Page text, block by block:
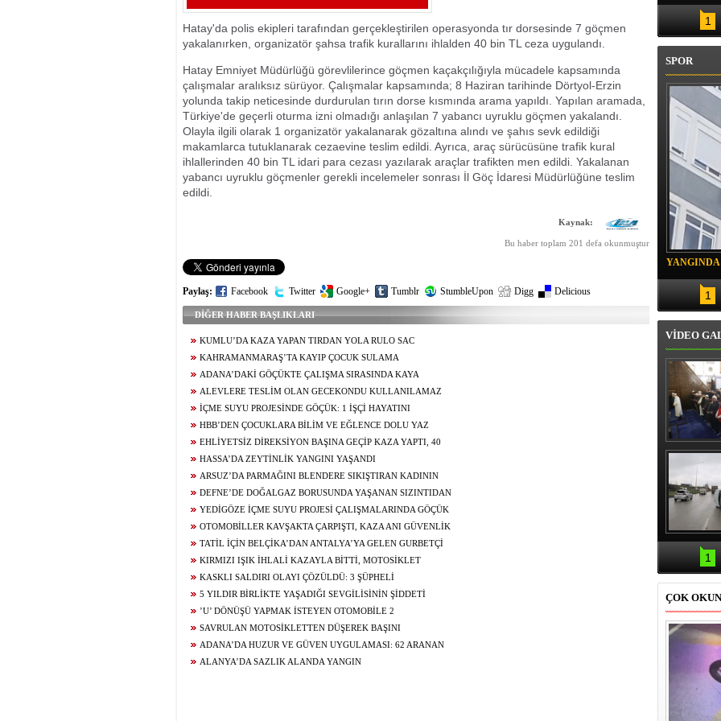
KADININ YARDIMINA İTFAİYE YETİŞTİ
Hatay'da polis ekipleri tarafından gerçekleştirilen operasyonda tır dorsesinde 7 göçmen
yakalanırken, organizatör şahsa trafik kurallarını ihlalden 40 bin TL ceza uygulandı.
Hatay Emniyet Müdürlüğü görevlilerince göçmen kaçakçılığıyla mücadele kapsamında
çalışmalar aralıksız sürüyor. Çalışmalar kapsamında; 8 Haziran tarihinde Dörtyol-Erzin
yolunda takip neticesinde durdurulan tırın dorse kısmında arama yapıldı. Yapılan aramada,
Türkiye'de geçerli oturma izni olmadığı anlaşılan 7 yabancı uyruklu göçmen yakalandı.
Olayla ilgili olarak 1 organizatör yakalanarak gözaltına alındı ve şahıs sevk edildiği
makamlarca tutuklanarak cezaevine teslim edildi. Ayrıca, araç sürücüsüne trafik kural
ihlallerinden 40 bin TL idari para cezası yazılarak araçlar trafikten men edildi. Yakalanan
yabancı uyruklu göçmenler gerekli incelemeler sonrası İl Göç İdaresi Müdürlüğüne teslim
edildi.
Kaynak:
Bu haber toplam 201 defa okunmuştur
Paylaş: Facebook Twitter Google+ Tumblr StumbleUpon Digg Delicious
DİĞER HABER BAŞLIKLARI
KUMLU’DA KAZA YAPAN TIRDAN YOLA RULO SAC
DEVRİLDİ
KAHRAMANMARAŞ’TA KAYIP ÇOCUK SULAMA
KANALINDA BULUNDU
ADANA’DAKİ GÖÇÜKTE ÇALIŞMA SIRASINDA KAYA
PARÇASI DÜŞMÜŞ
ALEVLERE TESLİM OLAN GECEKONDU KULLANILAMAZ
HALE GELDİ
İÇME SUYU PROJESİNDE GÖÇÜK: 1 İŞÇİ HAYATINI
KAYBETTİ, 1’İ AĞIR YARALI
HBB’DEN ÇOCUKLARA BİLİM VE EĞLENCE DOLU YAZ
ETKİNLİKLERİ
EHLİYETSİZ DİREKSİYON BAŞINA GEÇİP KAZA YAPTI, 40
BİN TL CEZA ÖDEDİ
HASSA’DA ZEYTİNLİK YANGINI YAŞANDI
ARSUZ’DA PARMAĞINI BLENDERE SIKIŞTIRAN KADININ
YARDIMINA İTFAİYE YETİŞTİ
DEFNE’DE DOĞALGAZ BORUSUNDA YAŞANAN SIZINTIDAN
ALEVLER YÜKSELDİ
YEDİGÖZE İÇME SUYU PROJESİ ÇALIŞMALARINDA GÖÇÜK
MEYDANA GELDİ
OTOMOBİLLER KAVŞAKTA ÇARPIŞTI, KAZA ANI GÜVENLİK
KAMERASINA YANSIDI:1 YARALI
TATİL İÇİN BELÇİKA’DAN ANTALYA’YA GELEN GURBETÇİ
GENÇ TRAFİK KAZASINDA HAYATINI KAYBETTİ
KIRMIZI IŞIK İHLALİ KAZAYLA BİTTİ, MOTOSİKLET
SÜRÜCÜSÜ YARALANDI
KASKLI SALDIRI OLAYI ÇÖZÜLDÜ: 3 ŞÜPHELİ
TUTUKLANDI
5 YILDIR BİRLİKTE YAŞADIĞI SEVGİLİSİNİN ŞİDDETİ
KAMERADA
’U’ DÖNÜŞÜ YAPMAK İSTEYEN OTOMOBİLE 2
MOTOSİKLET OK GİBİ SAPLANDI
SAVRULAN MOTOSİKLETTEN DÜŞEREK BAŞINI
KALDIRIMA ÇARPAN GENÇ HAYATINI KAYBETTİ
ADANA’DA HUZUR VE GÜVEN UYGULAMASI: 62 ARANAN
ŞAHIS YAKALANDI, 3 MİLYON 924 BİN TL CEZA KESİLDİ
ALANYA’DA SAZLIK ALANDA YANGIN
1
SPOR
1
VİDEO
Erbaş,
Veli
teravih
1
ÇOK